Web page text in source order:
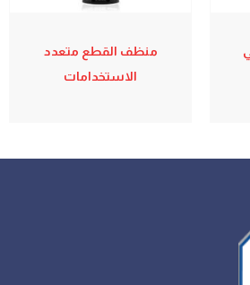
منظف القطع متعدد
الاستخدامات